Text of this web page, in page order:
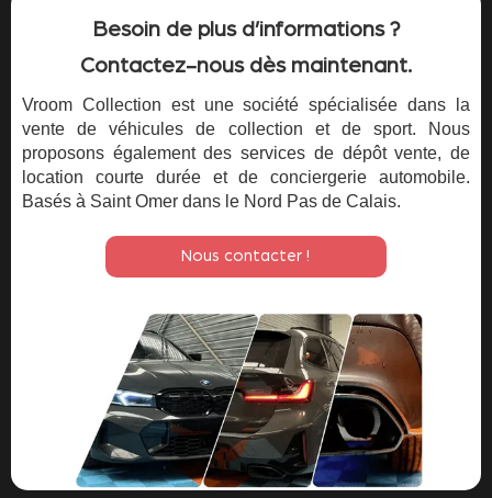
Besoin de plus d’informations ?
Contactez-nous dès maintenant.
Vroom Collection est une société spécialisée dans la
vente de véhicules de collection et de sport. Nous
proposons également des services de dépôt vente, de
location courte durée et de conciergerie automobile.
Basés à Saint Omer dans le Nord Pas de Calais.
Nous contacter !